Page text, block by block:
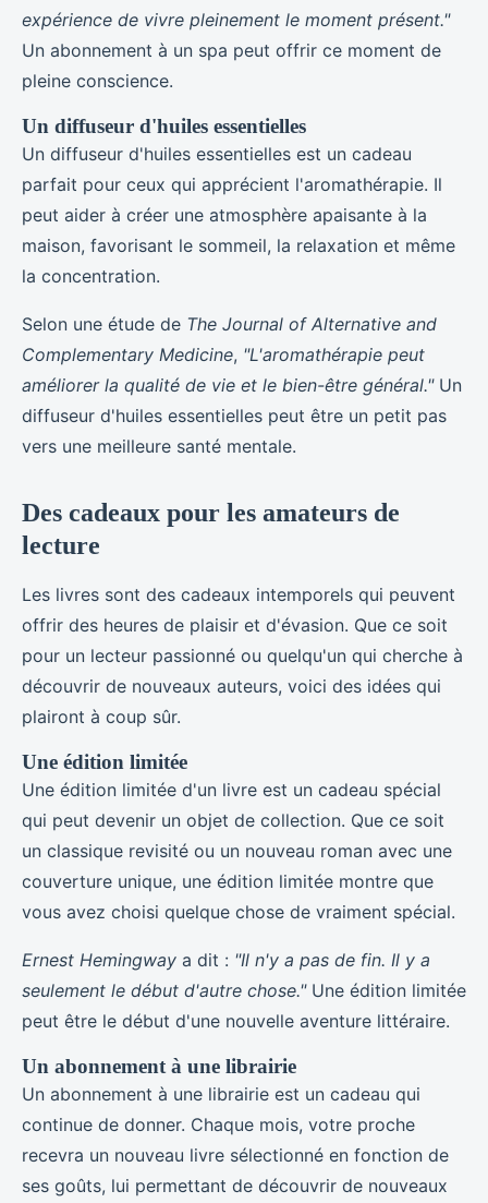
expérience de vivre pleinement le moment présent."
Un abonnement à un spa peut offrir ce moment de
pleine conscience.
Un diffuseur d'huiles essentielles
Un diffuseur d'huiles essentielles est un cadeau
parfait pour ceux qui apprécient l'aromathérapie. Il
peut aider à créer une atmosphère apaisante à la
maison, favorisant le sommeil, la relaxation et même
la concentration.
Selon une étude de The Journal of Alternative and
Complementary Medicine, "L'aromathérapie peut
améliorer la qualité de vie et le bien-être général."Un
diffuseur d'huiles essentielles peut être un petit pas
vers une meilleure santé mentale.
Des cadeaux pour les amateurs de
lecture
Les livres sont des cadeaux intemporels qui peuvent
offrir des heures de plaisir et d'évasion. Que ce soit
pour un lecteur passionné ou quelqu'un qui cherche à
découvrir de nouveaux auteurs, voici des idées qui
plairont à coup sûr.
Une édition limitée
Une édition limitée d'un livre est un cadeau spécial
qui peut devenir un objet de collection. Que ce soit
un classique revisité ou un nouveau roman avec une
couverture unique, une édition limitée montre que
vous avez choisi quelque chose de vraiment spécial.
Ernest Hemingway a dit : "Il n'y a pas de fin. Il y a
seulement le début d'autre chose."Une édition limitée
peut être le début d'une nouvelle aventure littéraire.
Un abonnement à une librairie
Un abonnement à une librairie est un cadeau qui
continue de donner. Chaque mois, votre proche
recevra un nouveau livre sélectionné en fonction de
ses goûts, lui permettant de découvrir de nouveaux